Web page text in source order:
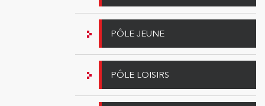
PÔLE JEUNE
PÔLE LOISIRS